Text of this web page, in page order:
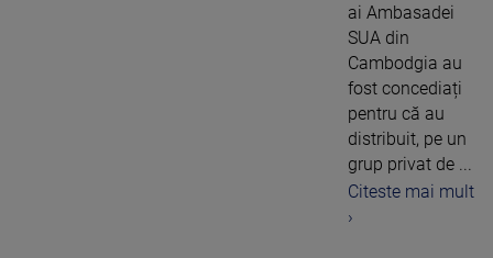
ai Ambasadei
SUA din
Cambodgia au
fost concediați
pentru că au
distribuit, pe un
grup privat de ...
Citeste mai mult
›